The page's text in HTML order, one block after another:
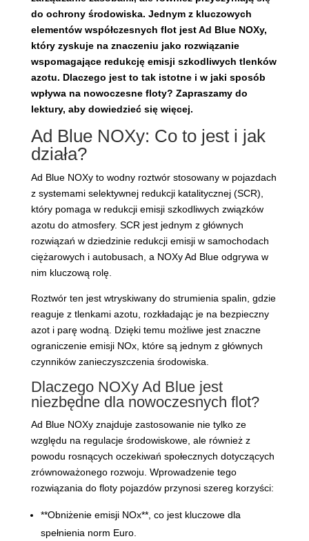
do ochrony środowiska. Jednym z kluczowych
elementów współczesnych flot jest Ad Blue NOXy,
który zyskuje na znaczeniu jako rozwiązanie
wspomagające redukcję emisji szkodliwych tlenków
azotu. Dlaczego jest to tak istotne i w jaki sposób
wpływa na nowoczesne floty? Zapraszamy do
lektury, aby dowiedzieć się więcej.
Ad Blue NOXy: Co to jest i jak
działa?
Ad Blue NOXy to wodny roztwór stosowany w pojazdach
z systemami selektywnej redukcji katalitycznej (SCR),
który pomaga w redukcji emisji szkodliwych związków
azotu do atmosfery. SCR jest jednym z głównych
rozwiązań w dziedzinie redukcji emisji w samochodach
ciężarowych i autobusach, a NOXy Ad Blue odgrywa w
nim kluczową rolę.
Roztwór ten jest wtryskiwany do strumienia spalin, gdzie
reaguje z tlenkami azotu, rozkładając je na bezpieczny
azot i parę wodną. Dzięki temu możliwe jest znaczne
ograniczenie emisji NOx, które są jednym z głównych
czynników zanieczyszczenia środowiska.
Dlaczego NOXy Ad Blue jest
niezbędne dla nowoczesnych flot?
Ad Blue NOXy znajduje zastosowanie nie tylko ze
względu na regulacje środowiskowe, ale również z
powodu rosnących oczekiwań społecznych dotyczących
zrównoważonego rozwoju. Wprowadzenie tego
rozwiązania do floty pojazdów przynosi szereg korzyści:
**Obniżenie emisji NOx**, co jest kluczowe dla
spełnienia norm Euro.